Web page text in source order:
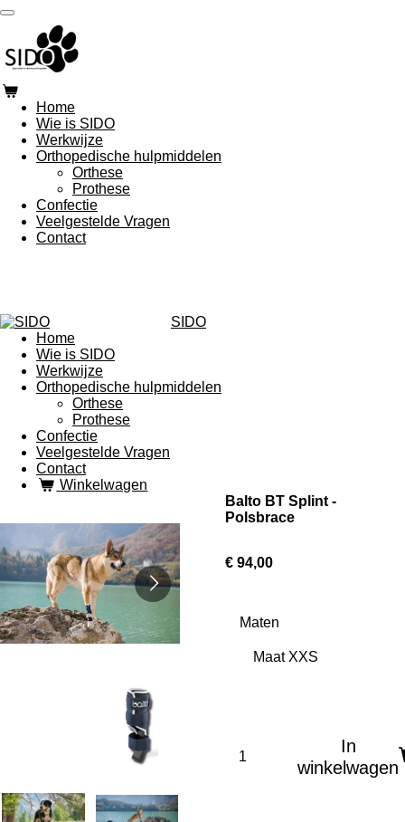
Ga
direct
naar
de
Home
Wie is SIDO
Werkwijze
Orthopedische hulpmiddelen
Orthese
Prothese
Confectie
Veelgestelde Vragen
Contact
SIDO
Home
Wie is SIDO
Werkwijze
Orthopedische hulpmiddelen
Orthese
Prothese
Confectie
Veelgestelde Vragen
Contact
Winkelwagen
Balto BT Splint -
Polsbrace
€ 94,00
Maten
In
winkelwagen